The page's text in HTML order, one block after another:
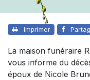
Imprimer
La maison funéraire
vous informe du
époux de Nicole